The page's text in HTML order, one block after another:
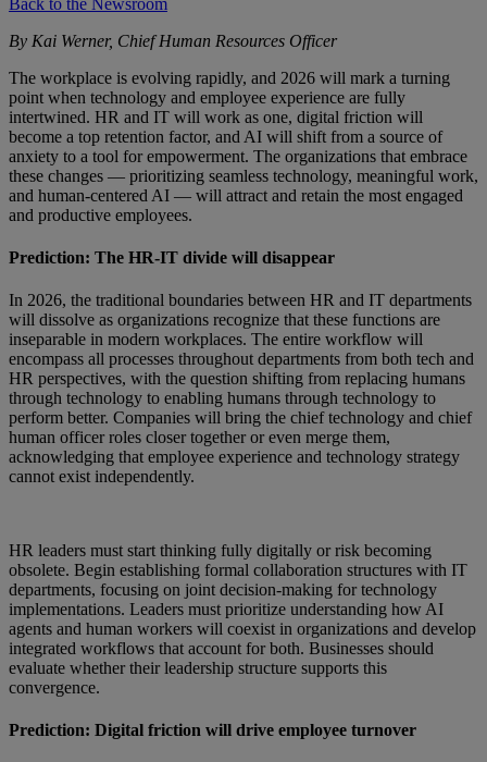
By Kai Werner, Chief Human Resources Officer
The workplace is evolving rapidly, and 2026 will mark a turning
point when technology and employee experience are fully
intertwined. HR and IT will work as one, digital friction will
become a top retention factor, and AI will shift from a source of
anxiety to a tool for empowerment. The organizations that embrace
these changes — prioritizing seamless technology, meaningful work,
and human-centered AI — will attract and retain the most engaged
and productive employees.
Prediction: The HR-IT divide will disappear
In 2026, the traditional boundaries between HR and IT departments
will dissolve as organizations recognize that these functions are
inseparable in modern workplaces. The entire workflow will
encompass all processes throughout departments from both tech and
HR perspectives, with the question shifting from replacing humans
through technology to enabling humans through technology to
perform better. Companies will bring the chief technology and chief
human officer roles closer together or even merge them,
acknowledging that employee experience and technology strategy
cannot exist independently.
HR leaders must start thinking fully digitally or risk becoming
obsolete. Begin establishing formal collaboration structures with IT
departments, focusing on joint decision-making for technology
implementations. Leaders must prioritize understanding how AI
agents and human workers will coexist in organizations and develop
integrated workflows that account for both. Businesses should
evaluate whether their leadership structure supports this
convergence.
Prediction: Digital friction will drive employee turnover